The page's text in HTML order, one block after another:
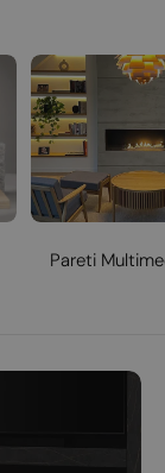
Pareti